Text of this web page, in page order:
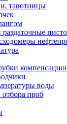
тавотницы
воды
проб